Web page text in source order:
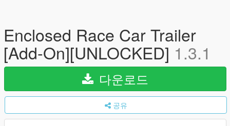
Enclosed Race Car Trailer
[Add-On][UNLOCKED] 1.3.1
다운로드
공유